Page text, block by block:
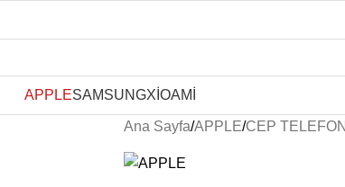
APPLESAMSUNGXİOAMİ
Ana Sayfa APPLE CEP